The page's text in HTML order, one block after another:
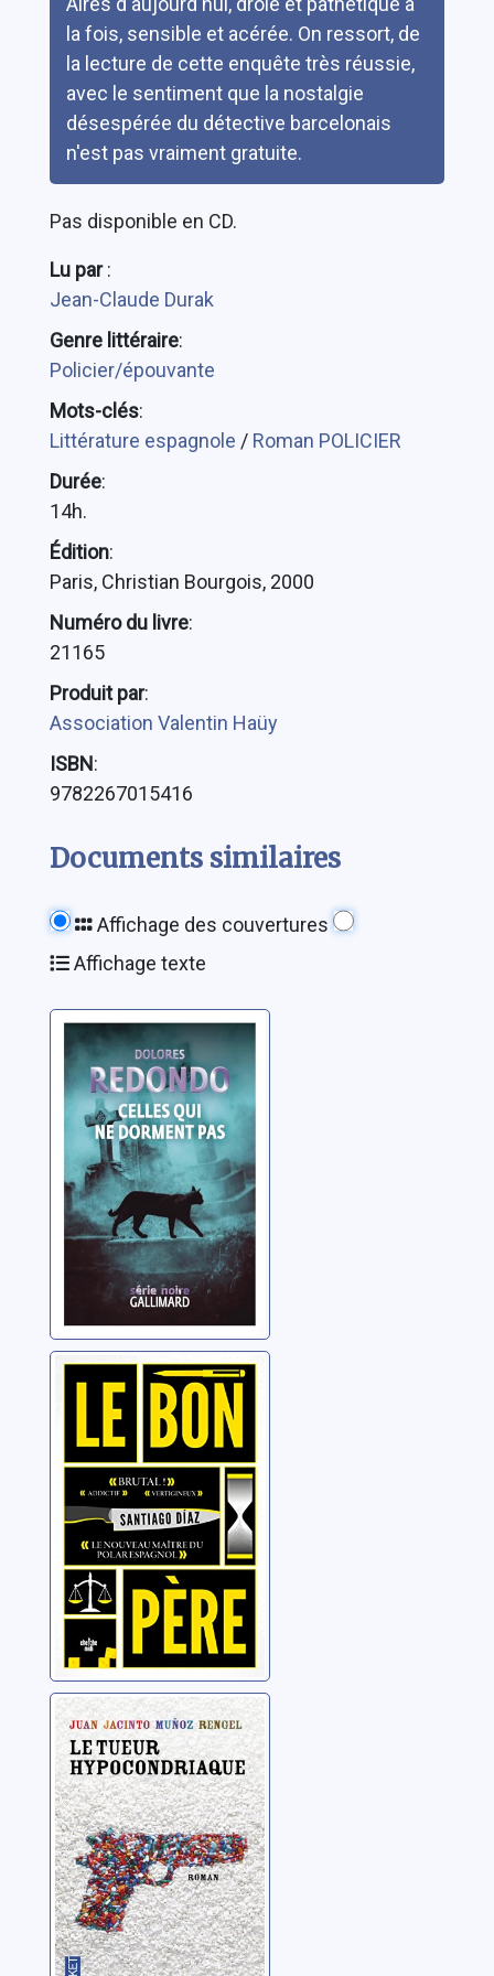
la fois, sensible et acérée. On ressort, de
la lecture de cette enquête très réussie,
avec le sentiment que la nostalgie
désespérée du détective barcelonais
n'est pas vraiment gratuite.
Pas disponible en CD.
Lu par:
Jean-Claude Durak
Genre littéraire:
Policier/épouvante
Mots-clés:
Littérature espagnole / Roman POLICIER
Durée:
14h.
Édition:
Paris, Christian Bourgois, 2000
Numéro du livre:
21165
Produit par:
Association Valentin Haüy
ISBN:
9782267015416
Documents similaires
Affichage des couvertures
Affichage texte
Celles qui ne
dorment pas
Redondo, Dolores
Le bon père
Diaz, Santiago
Le tueur
hypocondriaque
Muñoz Rengel, Juan
Jacinto